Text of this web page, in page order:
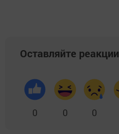
Оставляйте реакции
0 0 0